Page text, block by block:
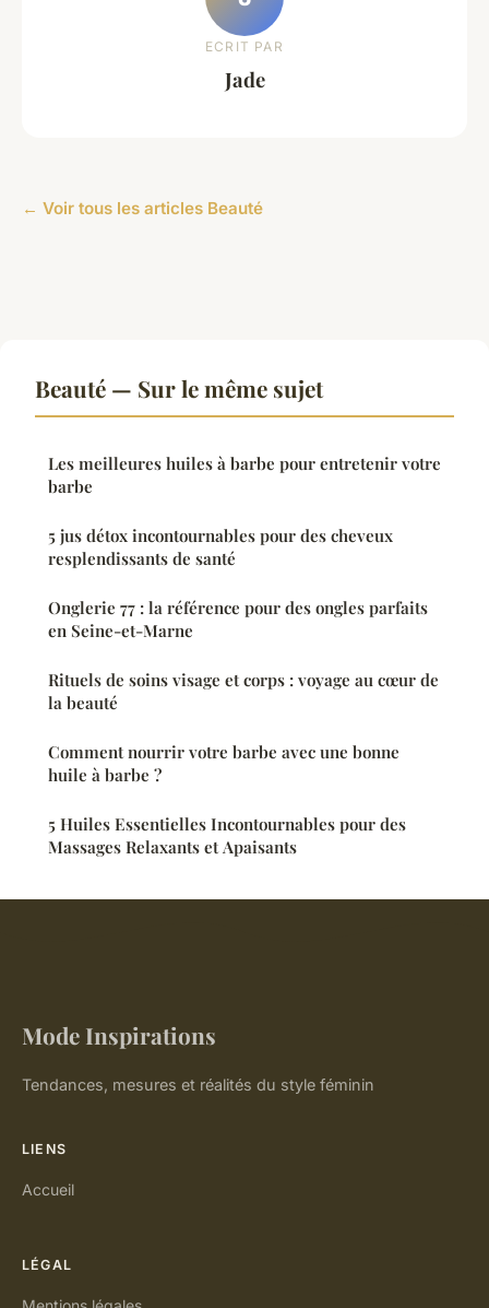
ECRIT PAR
Jade
← Voir tous les articles Beauté
Beauté — Sur le même sujet
Les meilleures huiles à barbe pour entretenir votre
barbe
5 jus détox incontournables pour des cheveux
resplendissants de santé
Onglerie 77 : la référence pour des ongles parfaits
en Seine-et-Marne
Rituels de soins visage et corps : voyage au cœur de
la beauté
Comment nourrir votre barbe avec une bonne
huile à barbe ?
5 Huiles Essentielles Incontournables pour des
Massages Relaxants et Apaisants
Mode Inspirations
Tendances, mesures et réalités du style féminin
LIENS
Accueil
LÉGAL